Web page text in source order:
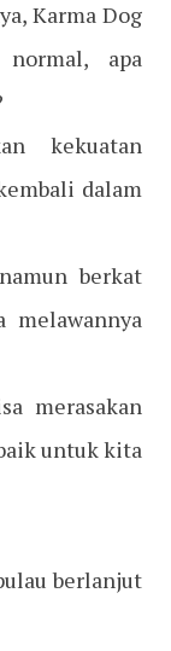
Karma Dog
apa
kekuatan
dalam
berkat
melawannya
merasakan
untuk kita
berlanjut